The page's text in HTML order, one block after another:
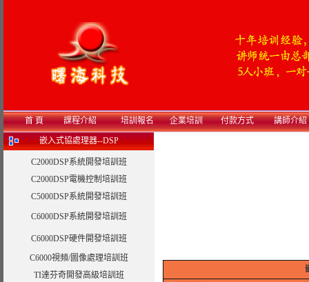
首 頁 課程介紹 培訓報名 企業培訓 付款方式 講師介紹
嵌入式協處理器--DSP
C2000DSP系統開發培訓班
C2000DSP電機控制培訓班
C5000DSP系統開發培訓班
C6000DSP系統開發培訓班
C6000DSP硬件開發培訓班
C6000視頻/圖像處理培訓班
TI達芬奇開發高級培訓班